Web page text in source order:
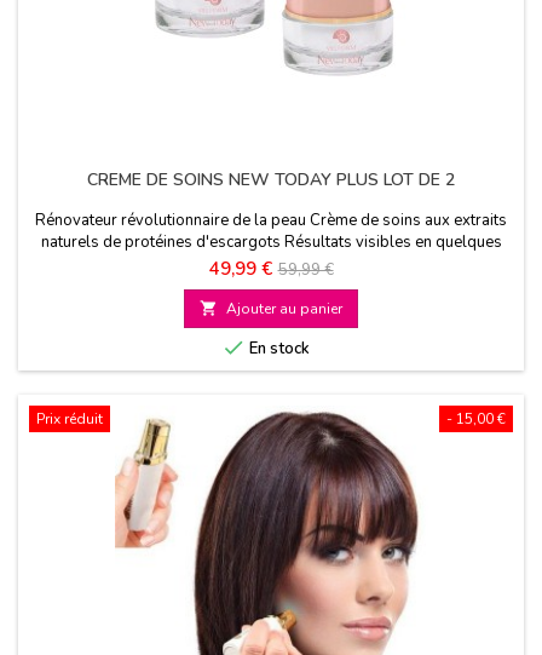
CREME DE SOINS NEW TODAY PLUS LOT DE 2
Rénovateur révolutionnaire de la peau Crème de soins aux extraits
naturels de protéines d'escargots Résultats visibles en quelques
jours
Prix
49,99 € Prix
de
base
59,99 €
 Ajouter au panier
 En stock
- 15,00 €
Prix réduit